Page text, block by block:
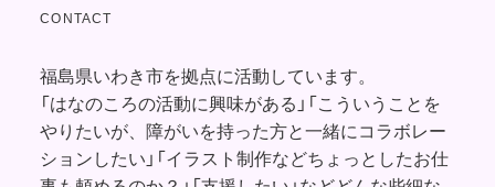
CONTACT
福島県いわき市を拠点に活動しています。
「はなのころの活動に興味がある」「こういうことを
やりたいが、障がいを持った方と一緒にコラボレー
ションしたい」「イラスト制作などちょっとしたお仕